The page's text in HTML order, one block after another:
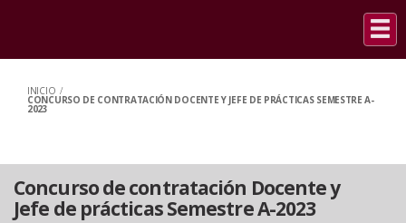
INICIO /
CONCURSO DE CONTRATACIÓN DOCENTE Y JEFE DE PRÁCTICAS SEMESTRE A-
2023
Concurso de contratación Docente y
Jefe de prácticas Semestre A-2023